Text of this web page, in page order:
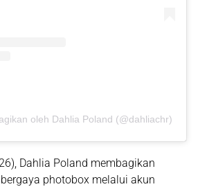
oleh Dahlia Poland (@dahliachr)
Dahlia Poland membagikan
photobox melalui akun